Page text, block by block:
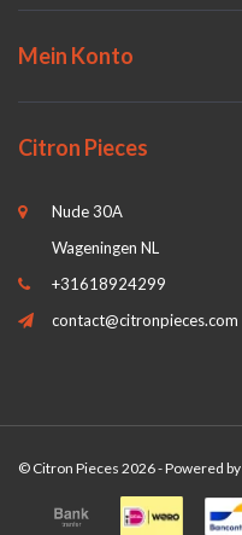
Mein Konto
Citron Pieces
Nude 30A
Wageningen NL
+31618924299
contact@citronpieces.com
© Citron Pieces 2026 - Powered by